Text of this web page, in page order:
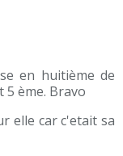
en huitième de
ème. Bravo
elle car c'etait sa